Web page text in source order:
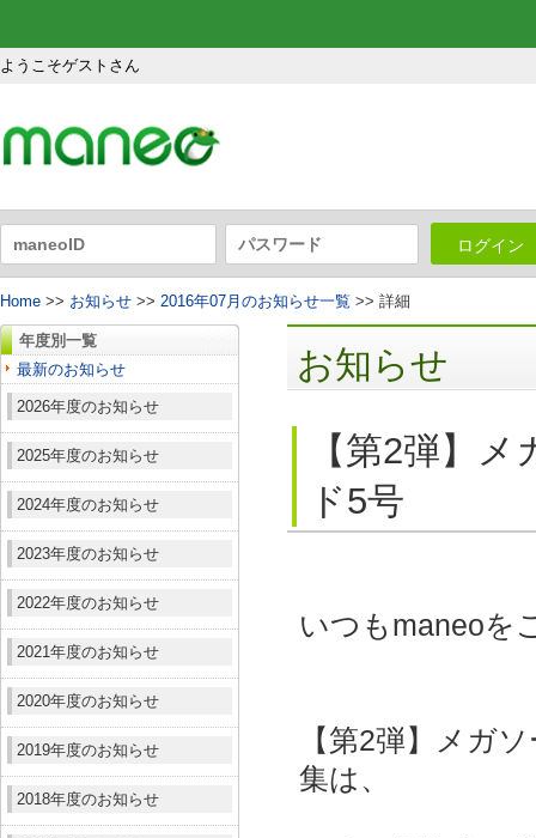
ようこそゲストさん
ログイン
Home >> お知らせ >> 2016年07月のお知らせ一覧 >> 詳細
年度別一覧
最新のお知らせ
2026年度のお知らせ
2025年度のお知らせ
2024年度のお知らせ
2023年度のお知らせ
2022年度のお知らせ
2021年度のお知らせ
2020年度のお知らせ
2019年度のお知らせ
2018年度のお知らせ
お知らせ
【第2弾】
ド5号
いつもmaneoを
【第2弾】メガ
集は、